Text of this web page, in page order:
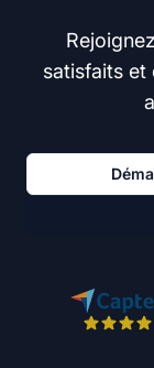
satisfaits et